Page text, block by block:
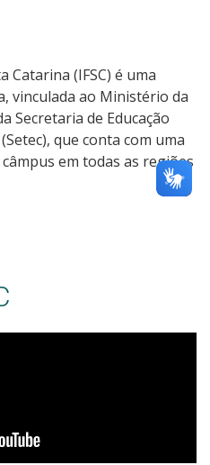
Catarina (IFSC) é uma
vinculada ao Ministério da
Secretaria de Educação
que conta com uma
em todas as regiões